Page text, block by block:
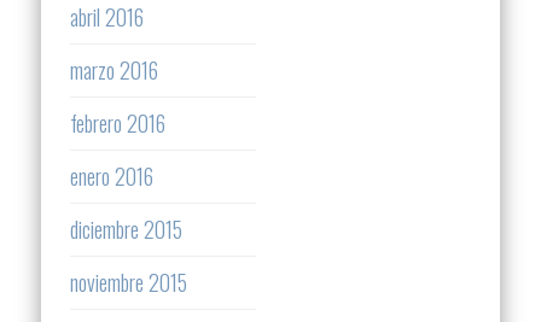
abril 2016
marzo 2016
febrero 2016
enero 2016
diciembre 2015
noviembre 2015